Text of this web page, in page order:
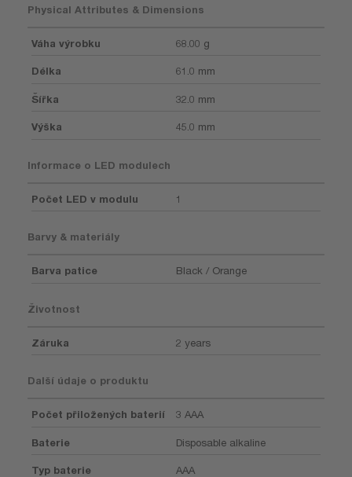
Physical Attributes & Dimensions
Váha výrobku 68.00 g
Délka 61.0 mm
Šířka 32.0 mm
Výška 45.0 mm
Informace o LED modulech
Počet LED v modulu 1
Barvy & materiály
Barva patice Black / Orange
Životnost
Záruka 2 years
Další údaje o produktu
Počet přiložených baterií 3 AAA
Baterie Disposable alkaline
Typ baterie AAA